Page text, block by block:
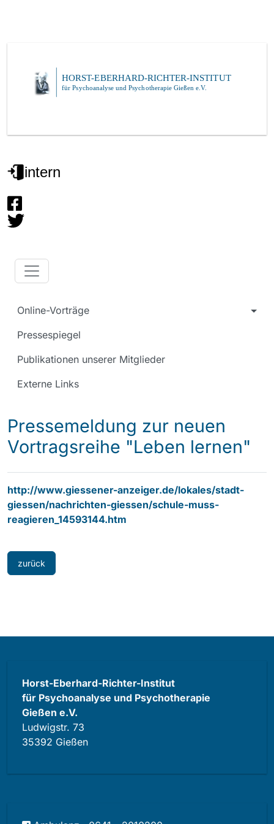
Online-Vorträge
Pressespiegel
Publikationen unserer Mitglieder
Externe Links
Pressemeldung zur neuen
Vortragsreihe "Leben lernen"
http://www.giessener-anzeiger.de/lokales/stadt-
giessen/nachrichten-giessen/schule-muss-
reagieren_14593144.htm
zurück
Horst-Eberhard-Richter-Institut
für Psychoanalyse und Psychotherapie
Gießen e.V.
Ludwigstr. 73
35392 Gießen